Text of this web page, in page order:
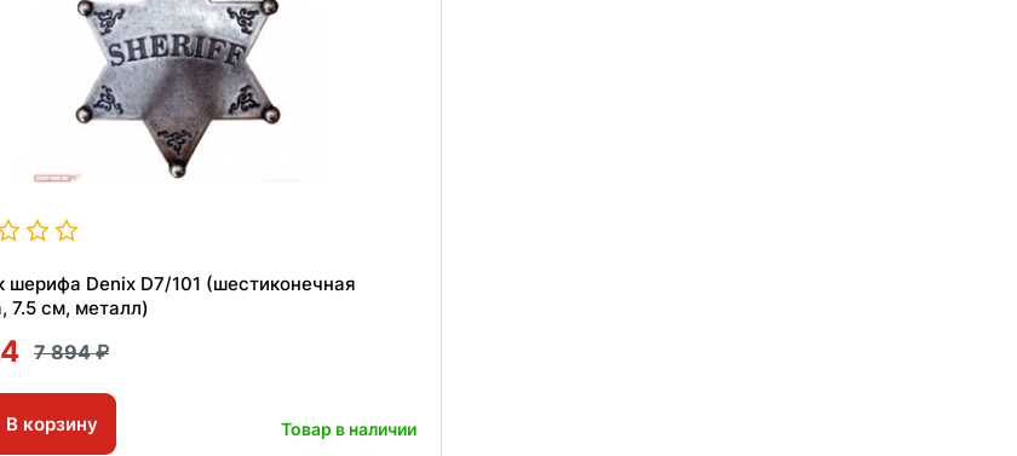
шерифа Denix D7/101 (шестиконечная
7.5 см, металл)
7 894
В корзину Товар в наличии